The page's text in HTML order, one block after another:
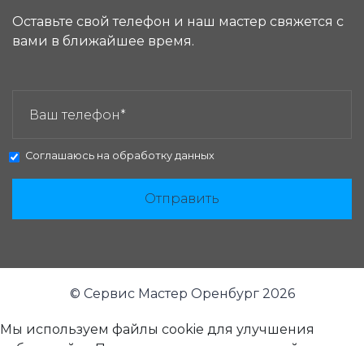
Оставьте свой телефон и наш мастер свяжется с
вами в ближайшее время.
Соглашаюсь на обработку данных
Отправить
© Сервис Мастер Оренбург 2026
Мы используем файлы cookie для улучшения